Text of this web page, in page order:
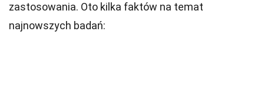
zastosowania. Oto kilka faktów na temat
najnowszych badań: